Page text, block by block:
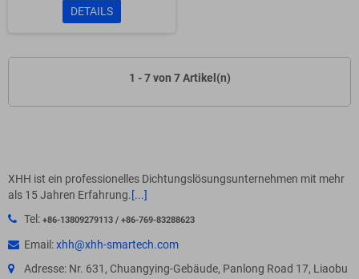
DETAILS
1 - 7 von 7 Artikel(n)
XHH ist ein professionelles Dichtungslösungsunternehmen mit mehr
als 15 Jahren Erfahrung. [...]
Tel: +86-13809279113 / +86-769-83288623
Email:xhh@xhh-smartech.com
Adresse: Nr. 631, Chuangying-Gebäude, Panlong Road 17, Liaobu